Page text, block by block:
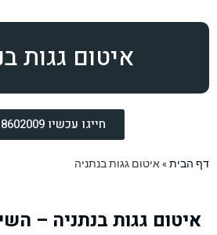
איטום גגות
חייגו עכשיו 052-8602009
דף הבית»איטום גגות בנתניה
איטום גגות בנתניה –